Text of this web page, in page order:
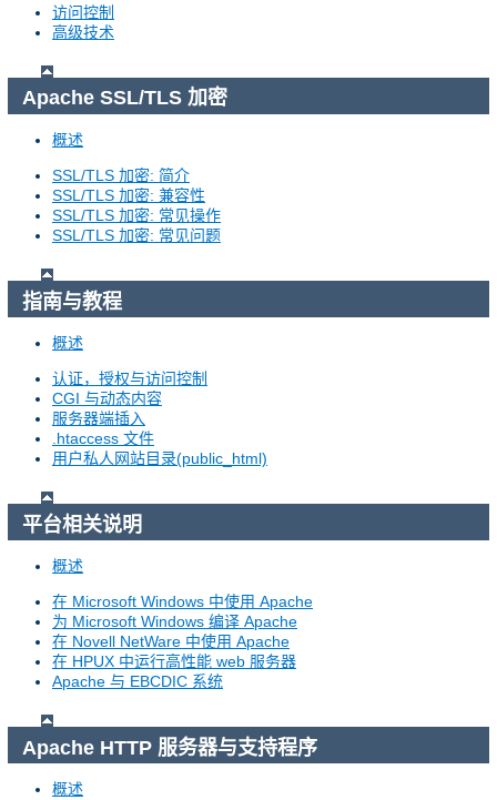
访问控制
高级技术
Apache SSL/TLS 加密
概述
SSL/TLS 加密: 简介
SSL/TLS 加密: 兼容性
SSL/TLS 加密: 常见操作
SSL/TLS 加密: 常见问题
指南与教程
概述
认证，授权与访问控制
CGI 与动态内容
服务器端插入
.htaccess 文件
用户私人网站目录(public_html)
平台相关说明
概述
在 Microsoft Windows 中使用 Apache
为 Microsoft Windows 编译 Apache
在 Novell NetWare 中使用 Apache
在 HPUX 中运行高性能 web 服务器
Apache 与 EBCDIC 系统
Apache HTTP 服务器与支持程序
概述